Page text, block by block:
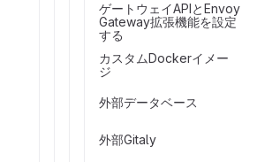
ゲートウェイAPIとEnvoy
Gateway拡張機能を設定
する
カスタムDockerイメー
ジ
外部データベース
外部Gitaly